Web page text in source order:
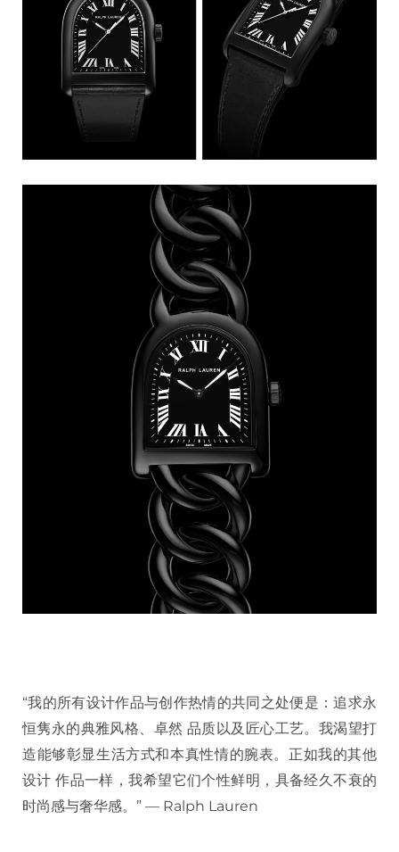
“我的所有设计作品与创作热情的共同之处便是：追求永
恒隽永的典雅风格、卓然 品质以及匠心工艺。我渴望打
造能够彰显生活方式和本真性情的腕表。正如我的其他
设计 作品一样，我希望它们个性鲜明，具备经久不衰的
时尚感与奢华感。” — Ralph Lauren